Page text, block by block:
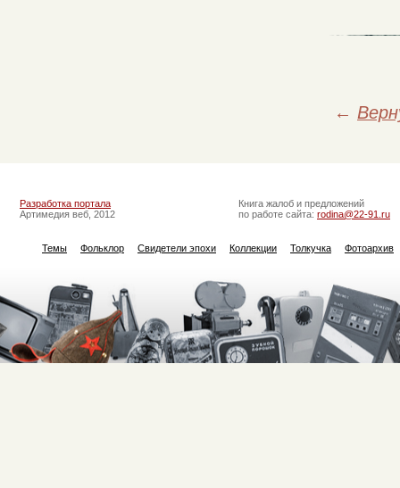
←
Разработка портала
Артимедия веб, 2012
Книга жалоб и предложений
по работе сайта: rodina@22-91.ru
Темы Фольклор Свидетели эпохи Коллекции Толкучка Фотоархив